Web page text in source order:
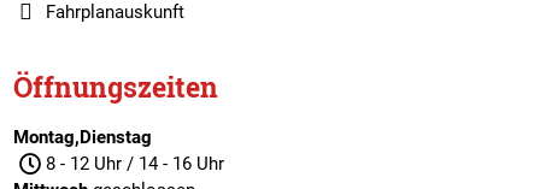
Fahrplanauskunft
Öffnungszeiten
Montag,Dienstag
8 - 12 Uhr / 14 - 16 Uhr